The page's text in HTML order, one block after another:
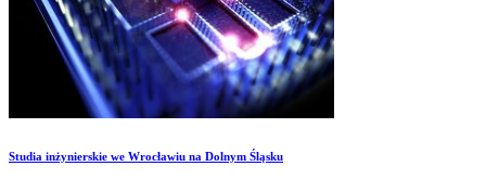
Studia inżynierskie we Wrocławiu na Dolnym Śląsku